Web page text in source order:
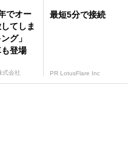
でオー
てしま
グ」
登場
式会社
最短5分で接続
PR LotusFlare Inc